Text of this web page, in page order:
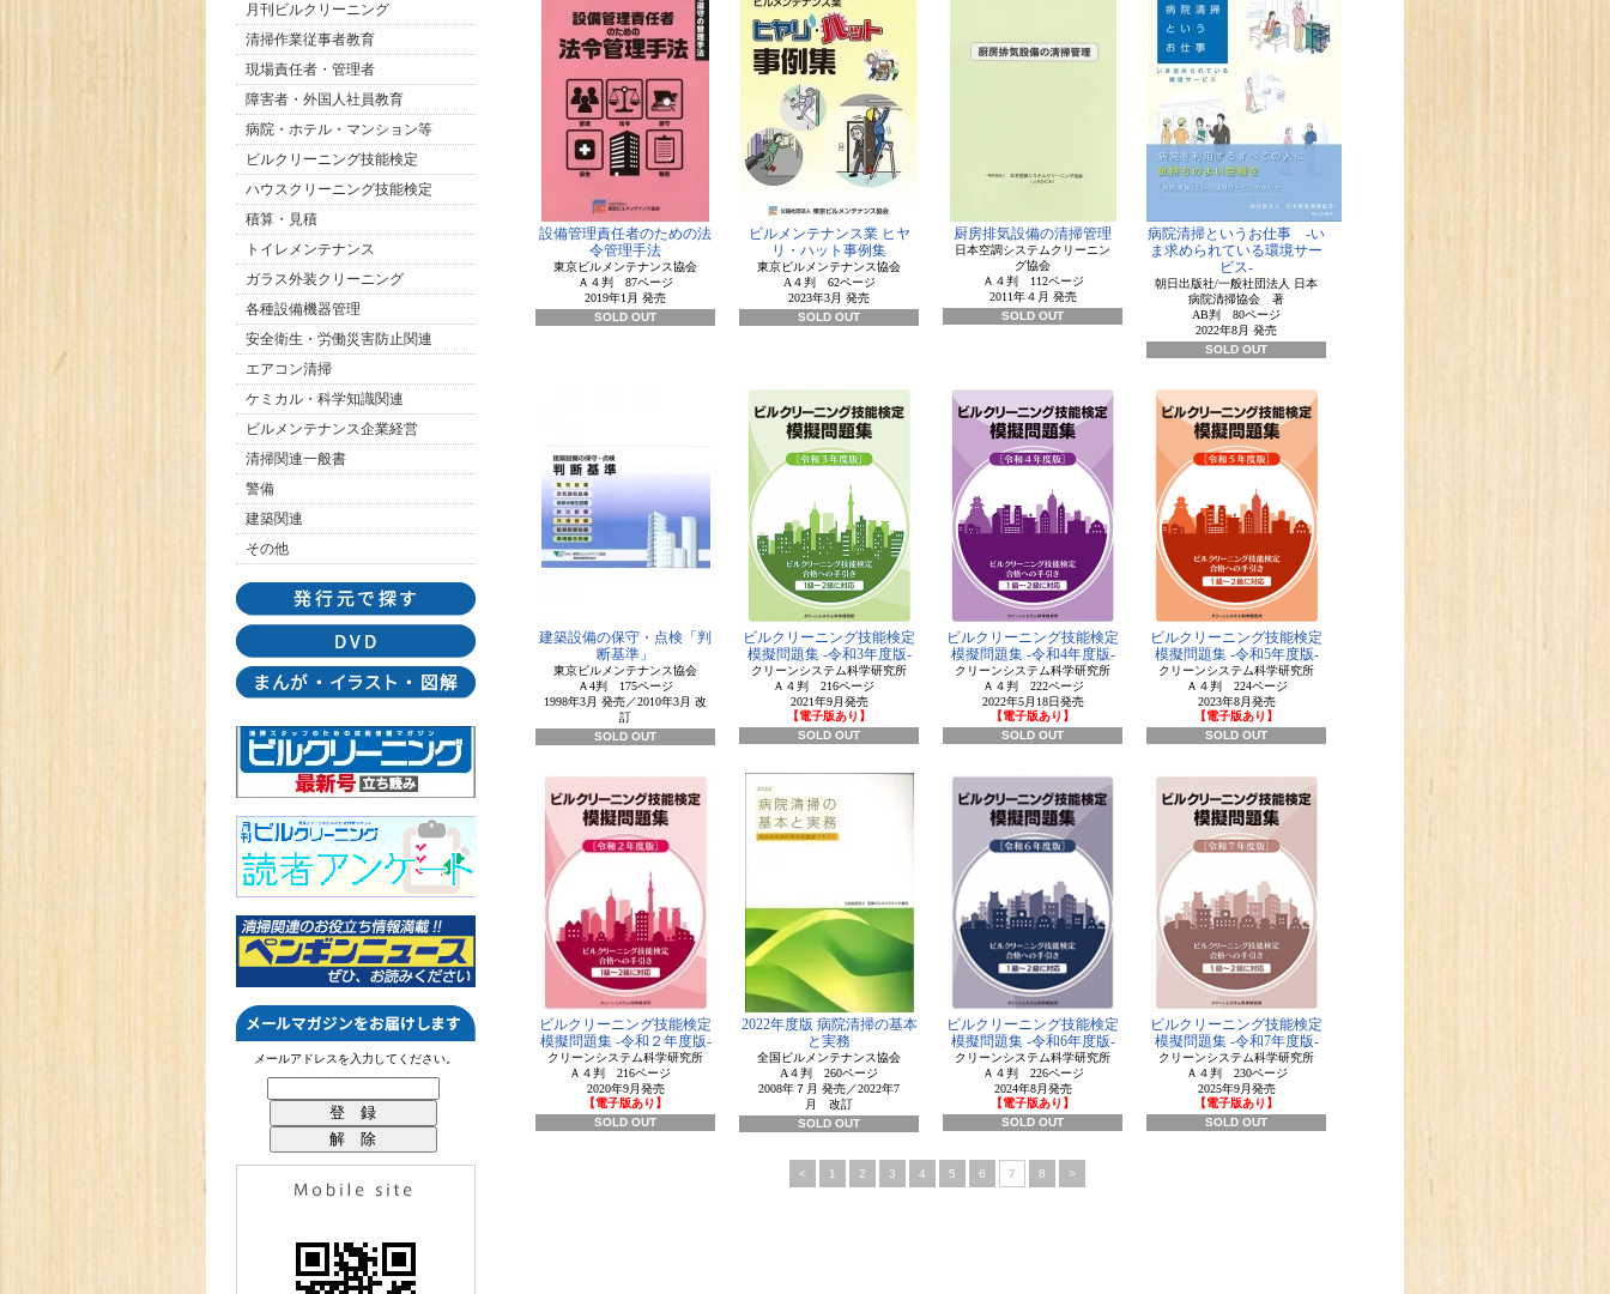
月刊ビルクリーニング
清掃作業従事者教育
現場責任者・管理者
障害者・外国人社員教育
病院・ホテル・マンション等
ビルクリーニング技能検定
ハウスクリーニング技能検定
積算・見積
トイレメンテナンス
ガラス外装クリーニング
各種設備機器管理
安全衛生・労働災害防止関連
エアコン清掃
ケミカル・科学知識関連
ビルメンテナンス企業経営
清掃関連一般書
警備
建築関連
その他
メールアドレスを入力してください。
設備管理責任者のための法
令管理手法
東京ビルメンテナンス協会
Ａ４判 87ページ
2019年1月 発売
SOLD OUT
ビルメンテナンス業 ヒヤ
リ・ハット事例集
東京ビルメンテナンス協会
A４判 62ページ
2023年3月 発売
SOLD OUT
厨房排気設備の清掃管理
日本空調システムクリーニン
グ協会
Ａ４判 112ページ
2011年４月 発売
SOLD OUT
病院清掃というお仕事 -い
ま求められている環境サー
ビス-
朝日出版社/一般社団法人 日本
病院清掃協会 著
AB判 80ページ
2022年8月 発売
SOLD OUT
建築設備の保守・点検「判
断基準」
東京ビルメンテナンス協会
Ａ4判 175ページ
1998年3月 発売／2010年3月 改
訂
SOLD OUT
ビルクリーニング技能検定
模擬問題集 -令和3年度版-
クリーンシステム科学研究所
Ａ４判 216ページ
2021年9月発売
【電子版あり】
SOLD OUT
ビルクリーニング技能検定
模擬問題集 -令和4年度版-
クリーンシステム科学研究所
Ａ４判 222ページ
2022年5月18日発売
【電子版あり】
SOLD OUT
ビルクリーニング技能検定
模擬問題集 -令和5年度版-
クリーンシステム科学研究所
Ａ４判 224ページ
2023年8月発売
【電子版あり】
SOLD OUT
ビルクリーニング技能検定
模擬問題集 -令和２年度版-
クリーンシステム科学研究所
Ａ４判 216ページ
2020年9月発売
【電子版あり】
SOLD OUT
2022年度版 病院清掃の基本
と実務
全国ビルメンテナンス協会
A４判 260ページ
2008年７月 発売／2022年7
月 改訂
SOLD OUT
ビルクリーニング技能検定
模擬問題集 -令和6年度版-
クリーンシステム科学研究所
Ａ４判 226ページ
2024年8月発売
【電子版あり】
SOLD OUT
ビルクリーニング技能検定
模擬問題集 -令和7年度版-
クリーンシステム科学研究所
Ａ４判 230ページ
2025年9月発売
【電子版あり】
SOLD OUT
< 1 2 3 4 5 6 7 8 >